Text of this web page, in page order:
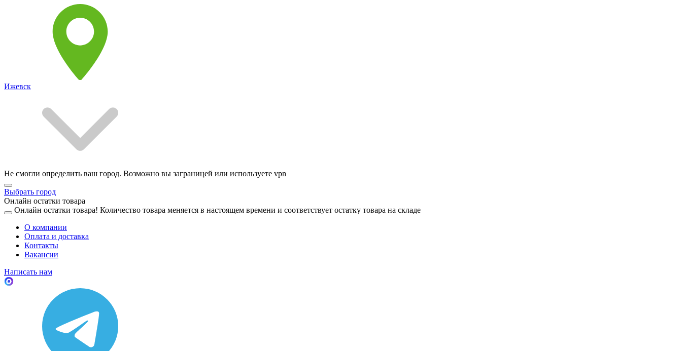
Ижевск
Не смогли определить ваш город. Возможно вы заграницей или используете vpn
Выбрать город
Онлайн остатки товара
Онлайн остатки товара! Количество товара меняется в настоящем времени и соответствует остатку товара на складе
О компании
Оплата и доставка
Контакты
Вакансии
Написать нам